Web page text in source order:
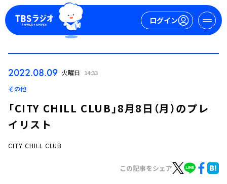
ログイン
2022.08.09 火曜日 14:33
その他
「CITY CHILL CLUB」8月8日（月）のプレ
イリスト
CITY CHILL CLUB
この記事をシェア